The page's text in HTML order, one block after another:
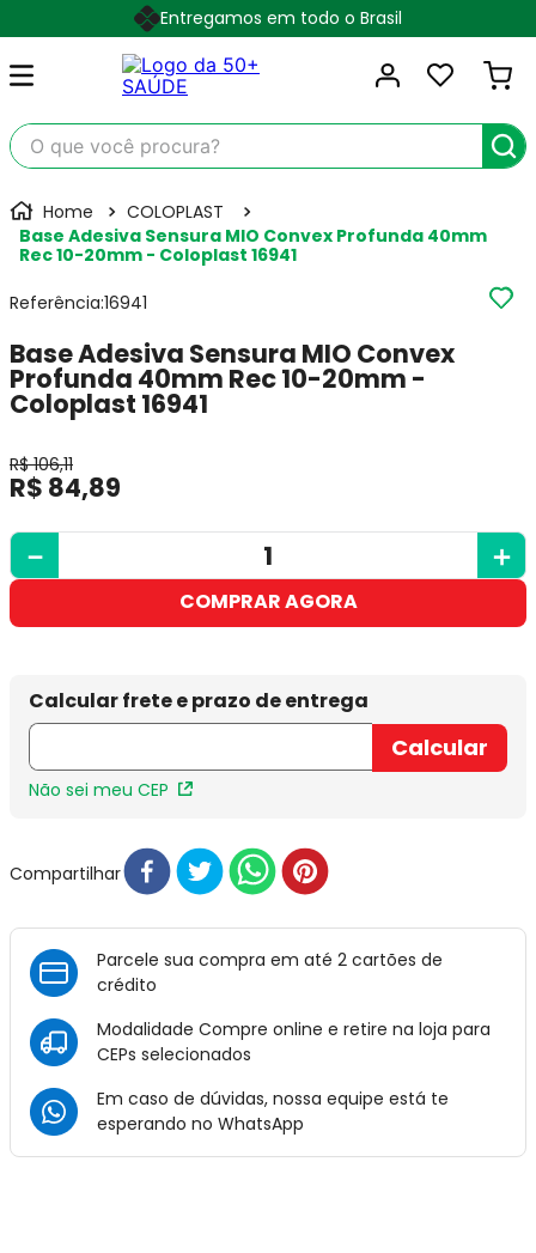
Entregamos em todo o Brasil
O que você procura?
COLOPLAST
Base Adesiva Sensura MIO Convex Profunda 40mm
Rec 10-20mm - Coloplast 16941
Referência:16941
Base Adesiva Sensura MIO Convex
Profunda 40mm Rec 10-20mm -
Coloplast 16941
R$ 106,11
R$ 84,89
＋
－
COMPRAR AGORA
Não sei meu CEP
Compartilhar
Parcele sua compra em até 2 cartões de
crédito
Modalidade Compre online e retire na loja para
CEPs selecionados
Em caso de dúvidas, nossa equipe está te
esperando no WhatsApp